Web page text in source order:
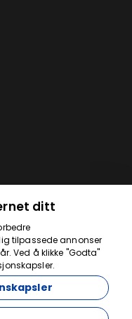
ditt
tilpassede annonser
Ved å klikke "Godta"
er her for å hjelpe